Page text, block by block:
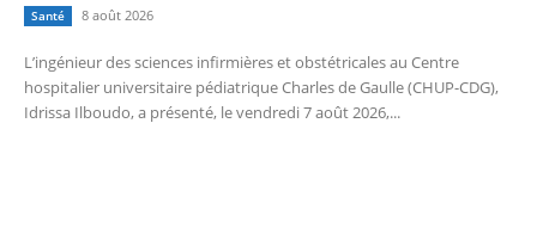
Santé 8 août 2026
L’ingénieur des sciences infirmières et obstétricales au Centre
hospitalier universitaire pédiatrique Charles de Gaulle (CHUP-CDG),
Idrissa Ilboudo, a présenté, le vendredi 7 août 2026,...